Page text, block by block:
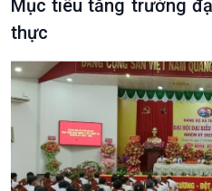
Mục tiêu tăng trưởng
thực